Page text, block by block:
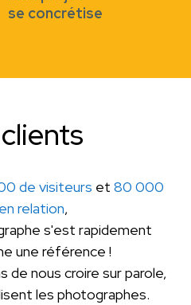
se concrétise
de visiteurs et 80 000
relation,
s'est rapidement
une référence !
nous croire sur parole,
les photographes.